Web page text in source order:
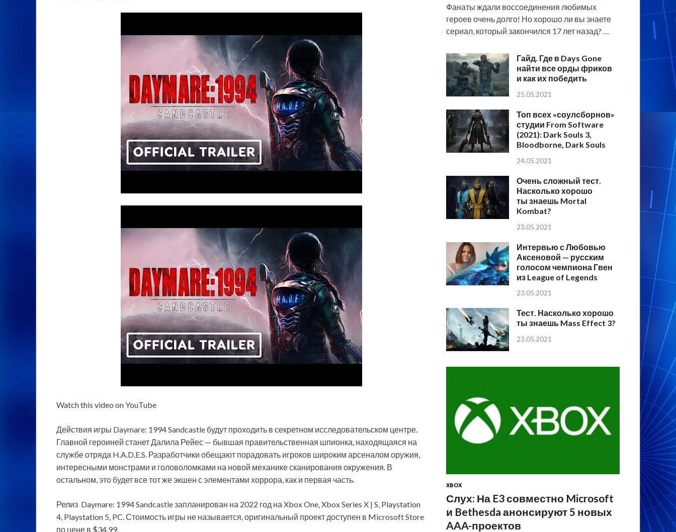
Watch this video on YouTube
Действия игры Daymare: 1994 Sandcastle будут проходить в секретном исследовательском центре.
Главной героиней станет Далила Рейес — бывшая правительственная шпионка, находящаяся на
службе отряда H.A.D.E.S. Разработчики обещают порадовать игроков широким арсеналом оружия,
интересными монстрами и головоломками на новой механике сканирования окружения. В
остальном, это будет все тот же экшен с элементами хоррора, как и первая часть.
Релиз Daymare: 1994 Sandcastle запланирован на 2022 год на Xbox One, Xbox Series X | S, Playstation
4, Playstation 5, PC. Стоимость игры не называется, оригинальный проект доступен в Microsoft Store
по цене в $34,99.
Фанаты ждали воссоединения любимых
героев очень долго! Но хорошо ли вы знаете
сериал, который закончился 17 лет назад? …
Гайд. Где в Days Gone
найти все орды фриков
и как их победить
25.05.2021
Топ всех «соулсборнов»
студии From Software
(2021): Dark Souls 3,
Bloodborne, Dark Souls
24.05.2021
Очень сложный тест.
Насколько хорошо
ты знаешь Mortal
Kombat?
23.05.2021
Интервью с Любовью
Аксеновой — русским
голосом чемпиона Гвен
из League of Legends
23.05.2021
Тест. Насколько хорошо
ты знаешь Mass Effect 3?
23.05.2021
XBOX
Слух: На E3 совместно Microsoft
и Bethesda анонсируют 5 новых
AAA-проектов